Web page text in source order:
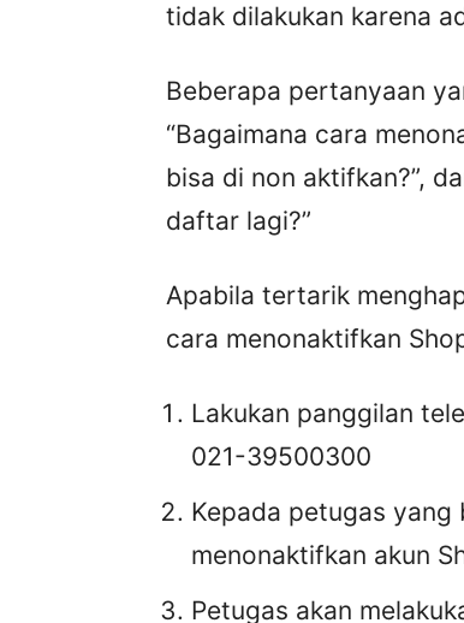
tidak dilakukan karena
Beberapa pertanyaan
“Bagaimana cara
bisa di non aktifkan?”,
daftar lagi?”
Apabila tertarik
cara menonaktifkan
Lakukan panggilan
021-39500300
Kepada petugas yang
menonaktifkan akun
Petugas akan